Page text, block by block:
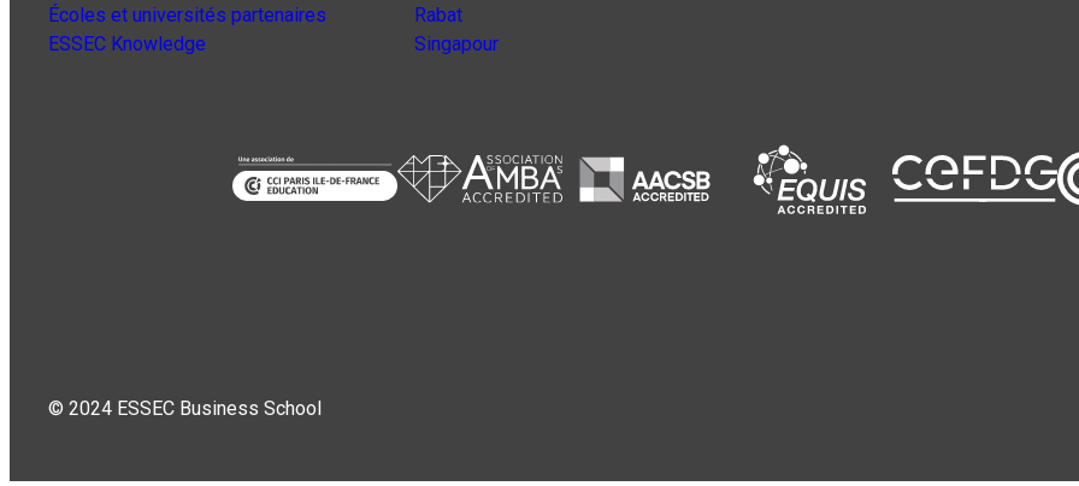
Écoles et universités partenaires
ESSEC Knowledge
Rabat
Singapour
© 2024 ESSEC Business School